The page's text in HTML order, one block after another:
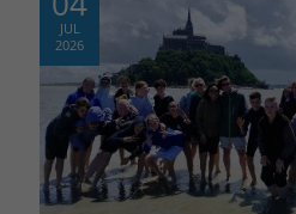
JUL
2026